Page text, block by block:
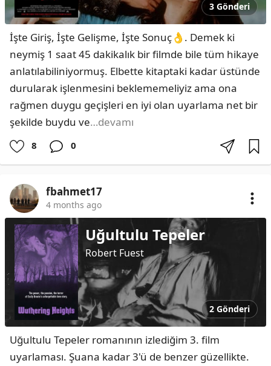
3 Gönderi
İşte Giriş, İşte Gelişme, İşte Sonuç👌. Demek ki
neymiş 1 saat 45 dakikalık bir filmde bile tüm hikaye
anlatılabiliniyormuş. Elbette kitaptaki kadar üstünde
durularak işlenmesini beklememeliyiz ama ona
rağmen duygu geçişleri en iyi olan uyarlama net bir
şekilde buydu ve…devamı
8 0
fbahmet17
4 months ago
Uğultulu Tepeler
Robert Fuest
2 Gönderi
Uğultulu Tepeler romanının izlediğim 3. film
uyarlaması. Şuana kadar 3'ü de benzer güzellikte.